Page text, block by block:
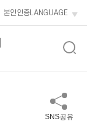
본인인증LANGUAGE
SNS공유